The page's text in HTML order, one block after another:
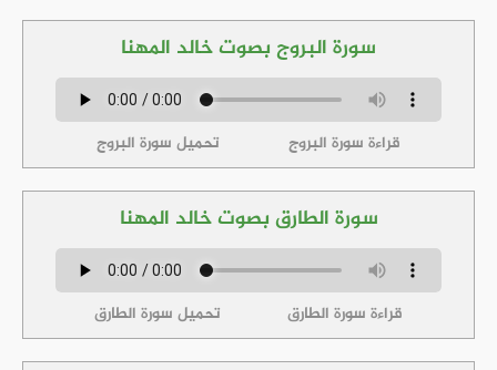
سورة البروج بصوت خالد المهنا
قراءة سورة البروج تحميل سورة البروج
سورة الطارق بصوت خالد المهنا
قراءة سورة الطارق تحميل سورة الطارق